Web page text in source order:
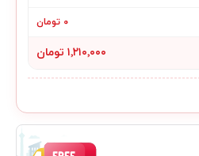
۰ تومان
۱٬۲۱۰٬۰۰۰ تومان